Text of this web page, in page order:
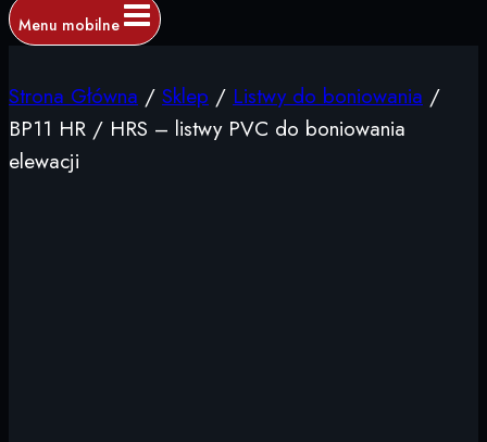
Menu mobilne
Strona Główna / Sklep / Listwy do boniowania /
BP11 HR / HRS – listwy PVC do boniowania
elewacji